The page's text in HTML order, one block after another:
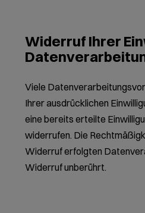
Widerruf Ihrer
Viele
Ihrer ausdrücklichen
eine bereits erteilte
widerrufen. Die
Widerruf erfolgten
Widerruf unberührt.